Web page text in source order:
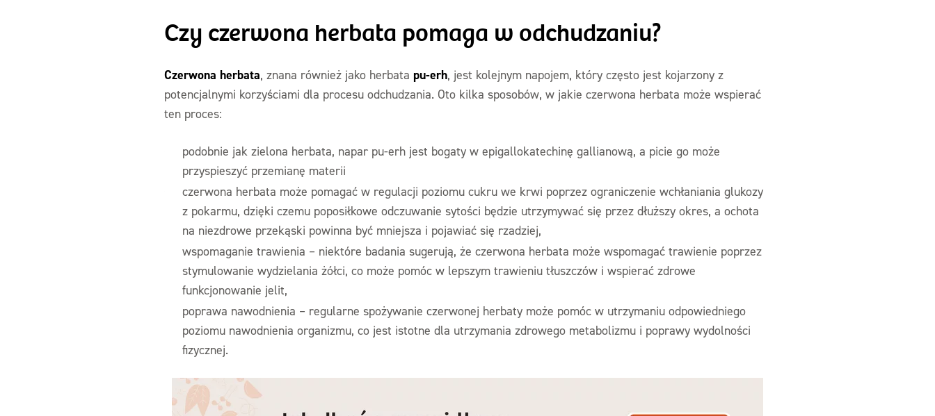
Czy czerwona herbata pomaga w odchudzaniu?
Czerwona herbata, znana również jako herbata pu-erh, jest kolejnym napojem, który często jest kojarzony z
potencjalnymi korzyściami dla procesu odchudzania. Oto kilka sposobów, w jakie czerwona herbata może wspierać
ten proces:
podobnie jak zielona herbata, napar pu-erh jest bogaty w epigallokatechinę gallianową, a picie go może
przyspieszyć przemianę materii
czerwona herbata może pomagać w regulacji poziomu cukru we krwi poprzez ograniczenie wchłaniania glukozy
z pokarmu, dzięki czemu poposiłkowe odczuwanie sytości będzie utrzymywać się przez dłuższy okres, a ochota
na niezdrowe przekąski powinna być mniejsza i pojawiać się rzadziej,
wspomaganie trawienia – niektóre badania sugerują, że czerwona herbata może wspomagać trawienie poprzez
stymulowanie wydzielania żółci, co może pomóc w lepszym trawieniu tłuszczów i wspierać zdrowe
funkcjonowanie jelit,
poprawa nawodnienia – regularne spożywanie czerwonej herbaty może pomóc w utrzymaniu odpowiedniego
poziomu nawodnienia organizmu, co jest istotne dla utrzymania zdrowego metabolizmu i poprawy wydolności
fizycznej.